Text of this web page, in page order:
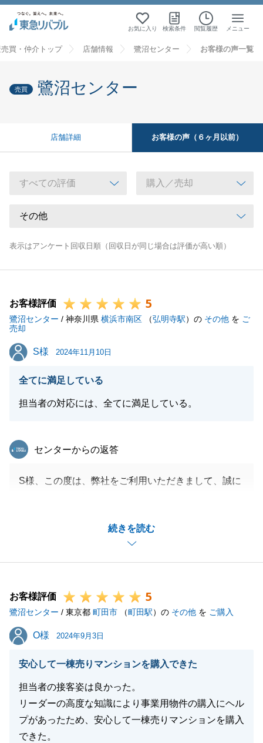
お気に入り 検索条件 閲覧履歴 メニュー
買・仲介トップ 店舗情報 鷺沼センター お客様の声一覧
売買 鷺沼センター
店舗詳細 お客様の声（６ヶ月以前）
表示はアンケート回収日順（回収日が同じ場合は評価が高い順）
お客様評価 5
鷺沼センター / 神奈川県 横浜市南区 （弘明寺駅）の その他 を ご
売却
S様
S様 2024年11月10日
全てに満足している
担当者の対応には、全てに満足している。
続きを読む
東急リバブル
センターからの返答
S様、この度は、弊社をご利用いただきまして、誠に
賃貸管理会社との連絡でご迷惑をお掛けいたしました
が、ご協力いただきまして、誠にありがとうございま
また今後もS様のお役に立てるように頑張らせていた
だきますので、今後ともよろしくお願いいたします。
閉じる
お客様評価 5
鷺沼センター / 東京都 町田市 （町田駅）の その他 を ご購入
O様
O様 2024年9月3日
安心して一棟売りマンションを購入できた
担当者の接客姿は良かった。
リーダーの高度な知識により事業用物件の購入にヘル
プがあったため、安心して一棟売りマンションを購入
できた。